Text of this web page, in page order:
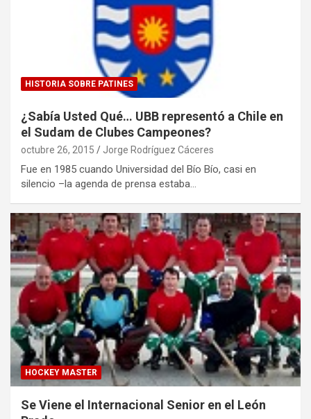
HISTORIA SOBRE PATINES
¿Sabía Usted Qué… UBB representó a Chile en
el Sudam de Clubes Campeones?
octubre 26, 2015 Jorge Rodríguez Cáceres
Fue en 1985 cuando Universidad del Bío Bío, casi en
silencio –la agenda de prensa estaba…
HOCKEY MASTER
Se Viene el Internacional Senior en el León